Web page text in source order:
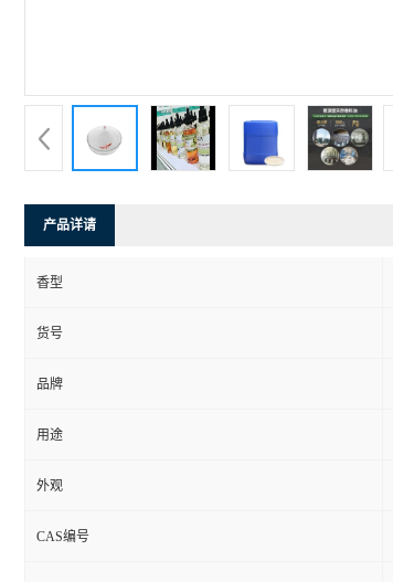
产品详请
香型
货号
品牌
用途
外观
CAS编号